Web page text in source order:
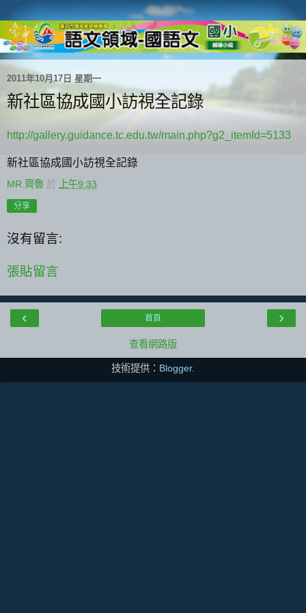
2011年10月17日 星期一
新社區協成國小訪視全記錄
http://gallery.guidance.tc.edu.tw/main.php?g2_itemId=5133
新社區協成國小訪視全記錄
MR.齊魯 於 上午9:33
分享
沒有留言:
張貼留言
‹ ›
首頁
查看網路版
技術提供： Blogger.